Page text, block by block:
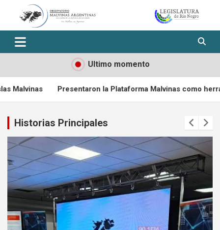
Observatorio Malvinas – Río
Negro
Ultimo momento
la Plataforma Malvinas como herramienta para
Historias Principales